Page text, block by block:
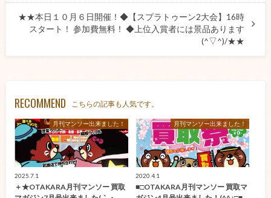
★★本日１０月６日開催！◆【スプラトゥーン2大会】16時
スタート！ 参加費無料！ ◆上位入賞者には景品あります
(^▽^)/★★
RECOMMEND こちらの記事も人気です。
月刊マンソー出来ました！
2025.7.1
＋★OTAKARA月刊マンソー 買取
月刊マンソー出来ました！
2020.4.1
■□OTAKARA月刊マンソー 買取マ